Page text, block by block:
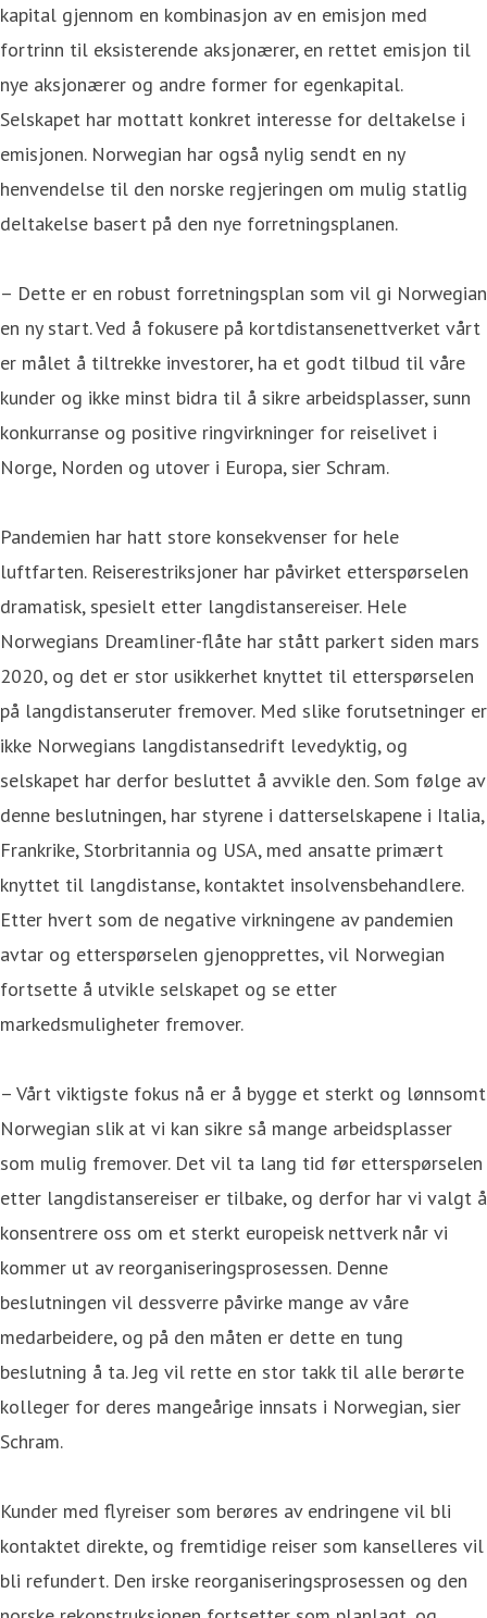
kapital gjennom en kombinasjon av en emisjon med
fortrinn til eksisterende aksjonærer, en rettet emisjon til
nye aksjonærer og andre former for egenkapital.
Selskapet har mottatt konkret interesse for deltakelse i
emisjonen. Norwegian har også nylig sendt en ny
henvendelse til den norske regjeringen om mulig statlig
deltakelse basert på den nye forretningsplanen.
– Dette er en robust forretningsplan som vil gi Norwegian
en ny start. Ved å fokusere på kortdistansenettverket vårt
er målet å tiltrekke investorer, ha et godt tilbud til våre
kunder og ikke minst bidra til å sikre arbeidsplasser, sunn
konkurranse og positive ringvirkninger for reiselivet i
Norge, Norden og utover i Europa, sier Schram.
Pandemien har hatt store konsekvenser for hele
luftfarten. Reiserestriksjoner har påvirket etterspørselen
dramatisk, spesielt etter langdistansereiser. Hele
Norwegians Dreamliner-flåte har stått parkert siden mars
2020, og det er stor usikkerhet knyttet til etterspørselen
på langdistanseruter fremover. Med slike forutsetninger er
ikke Norwegians langdistansedrift levedyktig, og
selskapet har derfor besluttet å avvikle den. Som følge av
denne beslutningen, har styrene i datterselskapene i Italia,
Frankrike, Storbritannia og USA, med ansatte primært
knyttet til langdistanse, kontaktet insolvensbehandlere.
Etter hvert som de negative virkningene av pandemien
avtar og etterspørselen gjenopprettes, vil Norwegian
fortsette å utvikle selskapet og se etter
markedsmuligheter fremover.
– Vårt viktigste fokus nå er å bygge et sterkt og lønnsomt
Norwegian slik at vi kan sikre så mange arbeidsplasser
som mulig fremover. Det vil ta lang tid før etterspørselen
etter langdistansereiser er tilbake, og derfor har vi valgt å
konsentrere oss om et sterkt europeisk nettverk når vi
kommer ut av reorganiseringsprosessen. Denne
beslutningen vil dessverre påvirke mange av våre
medarbeidere, og på den måten er dette en tung
beslutning å ta. Jeg vil rette en stor takk til alle berørte
kolleger for deres mangeårige innsats i Norwegian, sier
Schram.
Kunder med flyreiser som berøres av endringene vil bli
kontaktet direkte, og fremtidige reiser som kanselleres vil
bli refundert. Den irske reorganiseringsprosessen og den